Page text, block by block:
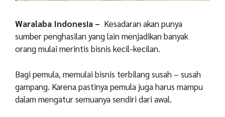
Waralaba Indonesia – Kesadaran akan punya
sumber penghasilan yang lain menjadikan banyak
orang mulai merintis bisnis kecil-kecilan.
Bagi pemula, memulai bisnis terbilang susah – susah
gampang. Karena pastinya pemula juga harus mampu
dalam mengatur semuanya sendiri dari awal.